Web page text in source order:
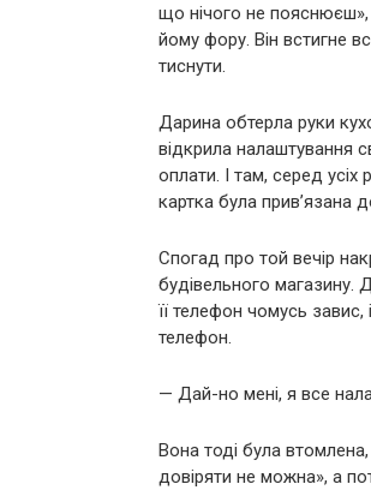
що нічого не
йому фору. Він встигне
тиснути.
Дарина обтерла руки
відкрила налаштування
оплати. І там, серед
картка була прив’язана
Спогад про той вечір
будівельного магазину.
її телефон чомусь завис,
телефон.
— Дай-но мені, я все
Вона тоді була
довіряти не можна», а